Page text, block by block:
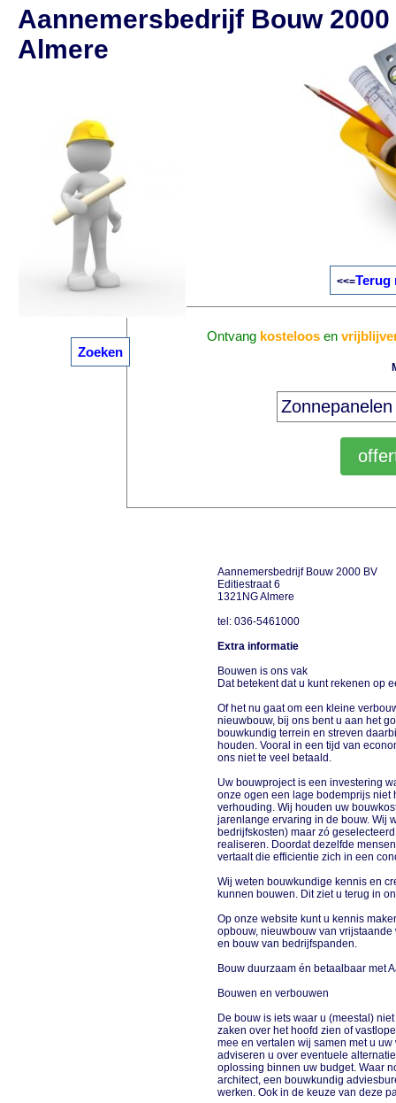
Zoeken
Aannemersbedrijf Bouw 2000
Almere
<<=Terug
Ontvang kosteloosen
Aannemersbedrijf Bouw 2000 BV
Editiestraat 6
1321NG Almere
tel: 036-5461000
Extra informatie
Bouwen is ons vak
Dat betekent dat u kunt rekenen op
Of het nu gaat om een kleine
nieuwbouw, bij ons bent u aan het
bouwkundig terrein en streven
houden. Vooral in een tijd van
ons niet te veel betaald.
Uw bouwproject is een investering
onze ogen een lage bodemprijs niet
verhouding. Wij houden uw
jarenlange ervaring in de bouw. Wij
bedrijfskosten) maar zó
realiseren. Doordat dezelfde
vertaalt die efficientie zich in een
Wij weten bouwkundige kennis en
kunnen bouwen. Dit ziet u terug in
Op onze website kunt u kennis
opbouw, nieuwbouw van
en bouw van bedrijfspanden.
Bouw duurzaam én betaalbaar met
Bouwen en verbouwen
De bouw is iets waar u (meestal)
zaken over het hoofd zien of
mee en vertalen wij samen met u
adviseren u over eventuele
oplossing binnen uw budget. Waar
architect, een bouwkundig
werken. Ook in de keuze van deze